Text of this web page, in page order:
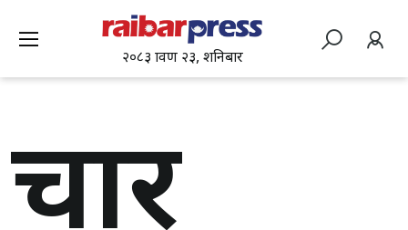
२०८३ श्रावण २३, शनिबार